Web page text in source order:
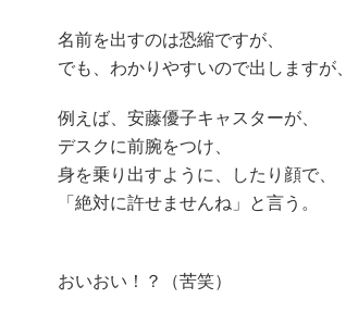
名前を出すのは恐縮ですが、
でも、わかりやすいので出しますが、
例えば、安藤優子キャスターが、
デスクに前腕をつけ、
身を乗り出すように、したり顔で、
「絶対に許せませんね」と言う。
おいおい！？（苦笑）